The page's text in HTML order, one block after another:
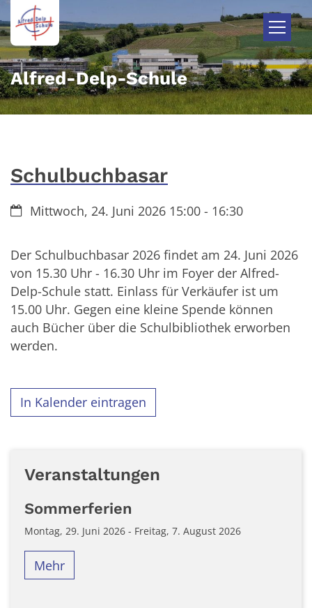
Zum Inhalt springen
Alfred-Delp-Schule
Schulbuchbasar
Datum:Mittwoch, 24. Juni 2026 15:00 - 16:30
Der Schulbuchbasar 2026 findet am 24. Juni 2026
von 15.30 Uhr - 16.30 Uhr im Foyer der Alfred-
Delp-Schule statt. Einlass für Verkäufer ist um
15.00 Uhr. Gegen eine kleine Spende können
auch Bücher über die Schulbibliothek erworben
werden.
In Kalender eintragen
Veranstaltungen
Sommerferien
Montag, 29. Juni 2026 - Freitag, 7. August 2026
Mehr